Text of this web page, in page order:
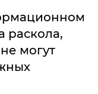
раскола,
могут